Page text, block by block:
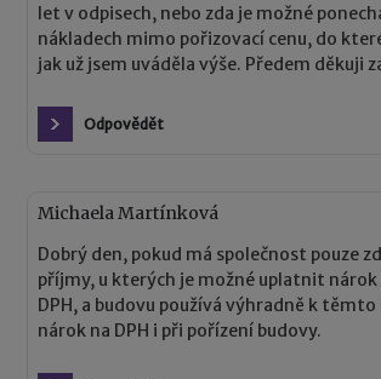
let v odpisech, nebo zda je možné
nákladech mimo pořizovací cenu, do
jak už jsem uváděla výše. Předem děkuji
Odpovědět
Michaela Martínková
Dobrý den, pokud má společnost pouze
příjmy, u kterých je možné uplatnit nárok
DPH, a budovu používá výhradně k těmto
nárok na DPH i při pořízení budovy.